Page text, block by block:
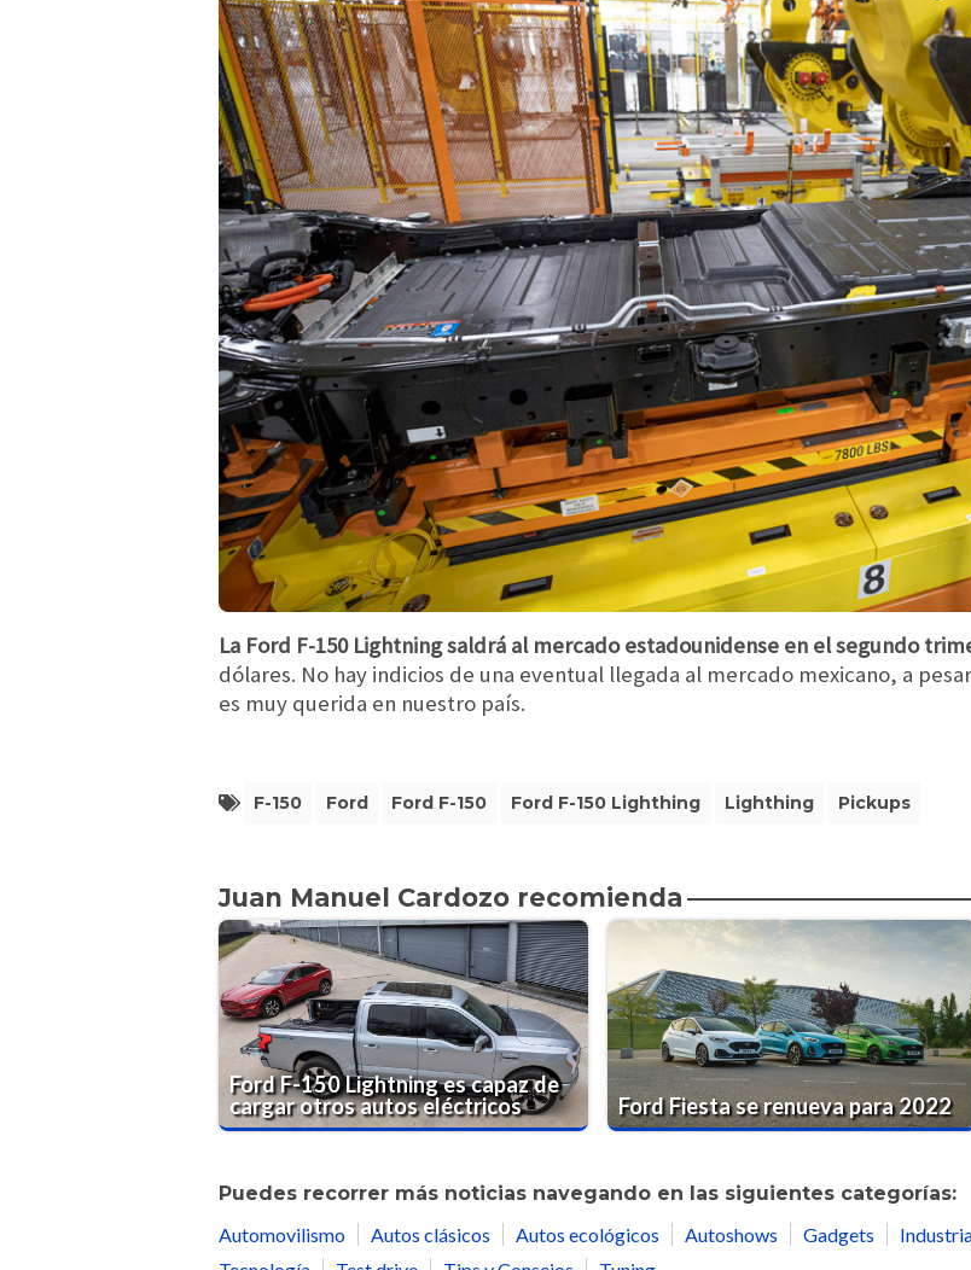
La Ford F-150 Lightning saldrá al mercado estadounidense en el segundo
dólares. No hay indicios de una eventual llegada al mercado mexicano, a
es muy querida en nuestro país.
F-150 Ford Ford F-150 Ford F-150 Lighthing Lighthing Pickups
Juan Manuel Cardozo recomienda
Ford F-150 Lightning es capaz de
cargar otros autos eléctricos
Ford Fiesta se renueva para 2022
Puedes recorrer más noticias navegando en las siguientes categorías:
Automovilismo
Autos clásicos Autos ecológicos Autoshows Gadgets